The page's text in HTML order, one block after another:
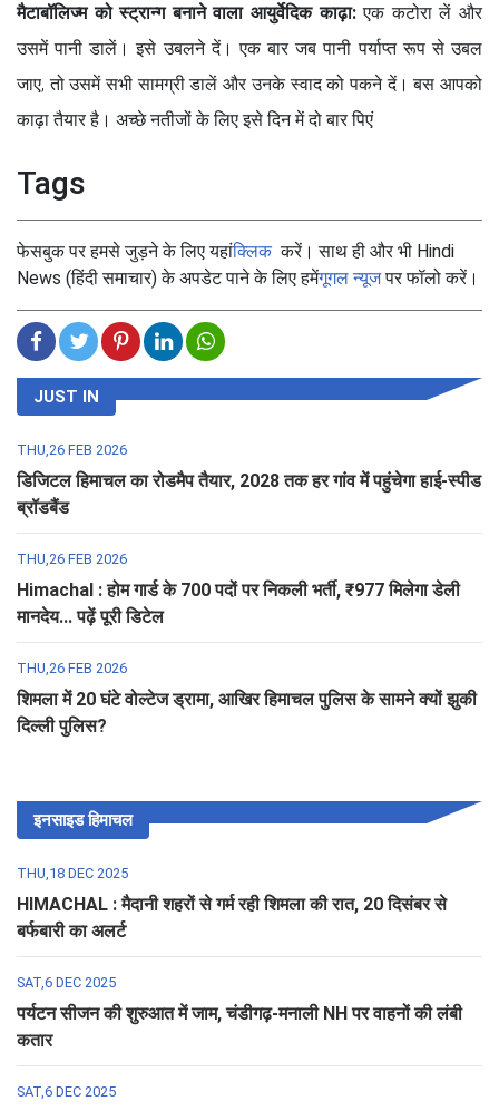
मैटाबॉलिज्म को स्ट्रान्ग बनाने वाला आयुर्वेदिक काढ़ा:एक कटोरा लें और
उसमें पानी डालें। इसे उबलने दें। एक बार जब पानी पर्याप्त रूप से उबल
जाए, तो उसमें सभी सामग्री डालें और उनके स्वाद को पकने दें। बस आपको
काढ़ा तैयार है। अच्छे नतीजों के लिए इसे दिन में दो बार पिएं
Tags
फेसबुक पर हमसे जुड़ने के लिए यहांक्लिककरें। साथ ही और भी Hindi
News (हिंदी समाचार) के अपडेट पाने के लिए हमेंगूगल न्यूजपर फॉलो करें।
JUST IN
THU,26 FEB 2026
डिजिटल हिमाचल का रोडमैप तैयार, 2028 तक हर गांव में पहुंचेगा हाई-स्पीड
ब्रॉडबैंड
THU,26 FEB 2026
Himachal : होम गार्ड के 700 पदों पर निकली भर्ती, ₹977 मिलेगा डेली
मानदेय... पढ़ें पूरी डिटेल
THU,26 FEB 2026
शिमला में 20 घंटे वोल्टेज ड्रामा, आखिर हिमाचल पुलिस के सामने क्यों झुकी
दिल्ली पुलिस?
इनसाइड हिमाचल
THU,18 DEC 2025
HIMACHAL : मैदानी शहरों से गर्म रही शिमला की रात, 20 दिसंबर से
बर्फबारी का अलर्ट
SAT,6 DEC 2025
पर्यटन सीजन की शुरुआत में जाम, चंडीगढ़-मनाली NH पर वाहनों की लंबी
कतार
SAT,6 DEC 2025